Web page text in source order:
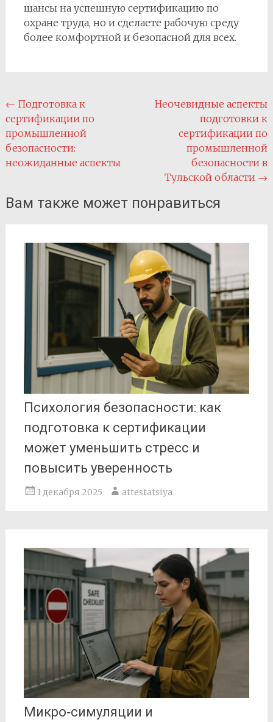
шансы на успешную сертификацию по
охране труда, но и сделаете рабочую среду
более комфортной и безопасной для всех.
Навигация
по
записям
← Подготовка к
сертификации по
промышленной
безопасности:
неожиданные аспекты
Неочевидные аспекты
подготовки к
сертификации по
промышленной
безопасности в
Тульской области →
Вам также может понравиться
Психология безопасности: как
подготовка к сертификации
может уменьшить стресс и
повысить уверенность
1 декабря 2025 attestatsiya
Микро‑симуляции и